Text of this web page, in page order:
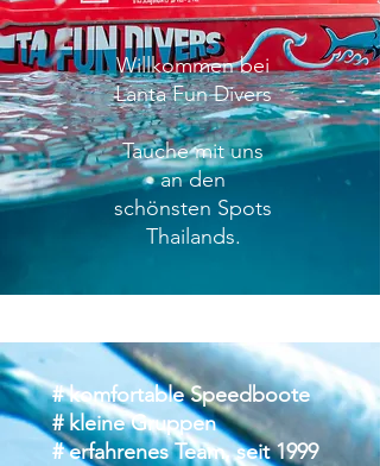
Willkommen bei
Lanta Fun Divers
Tauche mit uns
an den
schönsten Spots
Thailands.
# komfortable Speedboote
# kleine Gruppen
# erfahrenes Team, seit 1999